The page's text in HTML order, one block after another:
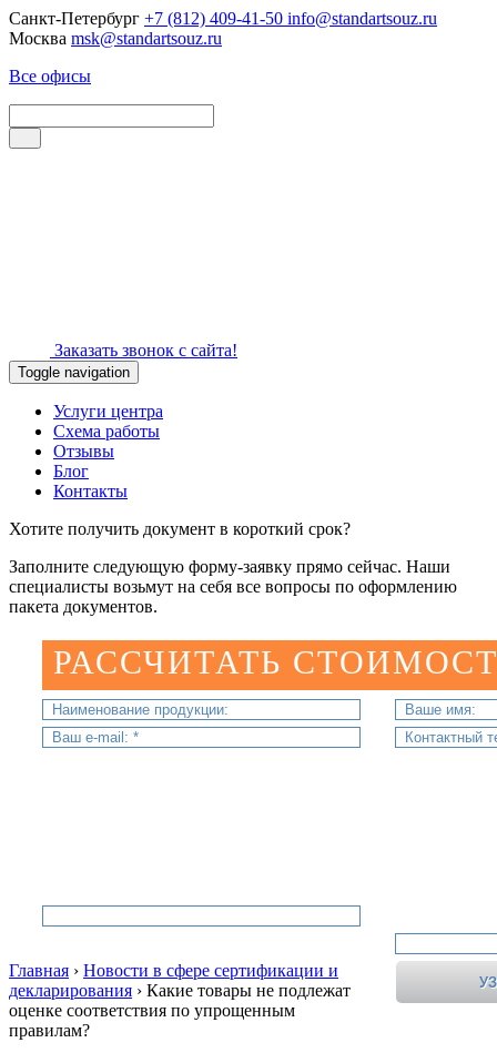
Санкт-Петербург +7 (812) 409-41-50 info@standartsouz.ru
Москва msk@standartsouz.ru
Все офисы
Заказать звонок с сайта!
Toggle navigation
Услуги центра
Схема работы
Отзывы
Блог
Контакты
Хотите получить документ в короткий срок?
Заполните следующую форму-заявку прямо сейчас. Наши
специалисты возьмут на себя все вопросы по оформлению
пакета документов.
РАССЧИТАТЬ
Главная › Новости в сфере сертификации и
декларирования › Какие товары не подлежат
оценке соответствия по упрощенным
правилам?